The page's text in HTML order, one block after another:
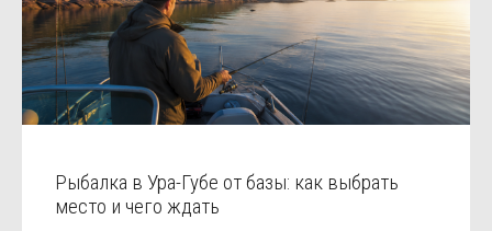
Рыбалка в Ура-Губе от базы: как выбрать
место и чего ждать